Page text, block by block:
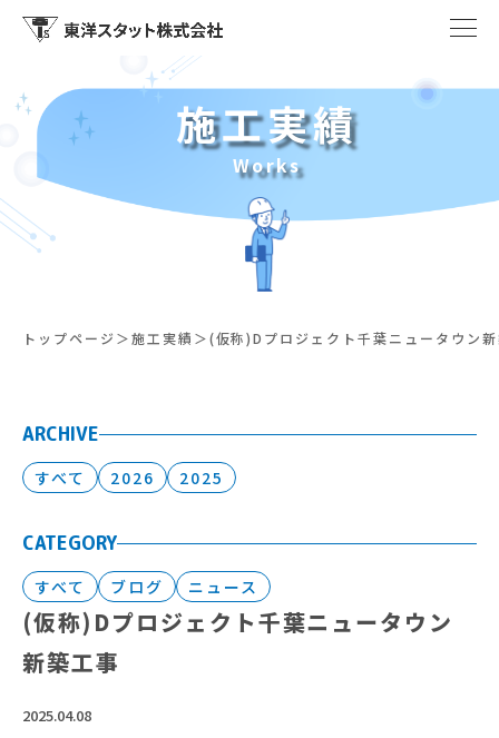
施工実績
Works
トップページ 施工実績 (仮称)Dプロジェクト千葉ニュータウン
ARCHIVE
すべて 2026 2025
CATEGORY
すべて ブログ ニュース
(仮称)Dプロジェクト千葉ニュータウン
新築工事
2025.04.08